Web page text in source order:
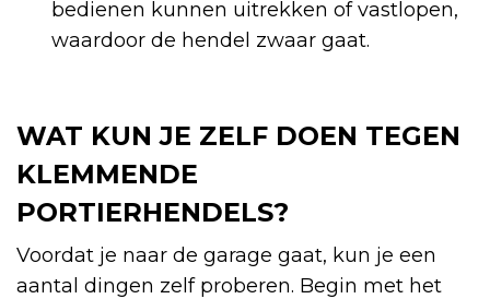
bedienen kunnen uitrekken of vastlopen,
waardoor de hendel zwaar gaat.
WAT KUN JE ZELF DOEN TEGEN
KLEMMENDE
PORTIERHENDELS?
Voordat je naar de garage gaat, kun je een
aantal dingen zelf proberen. Begin met het